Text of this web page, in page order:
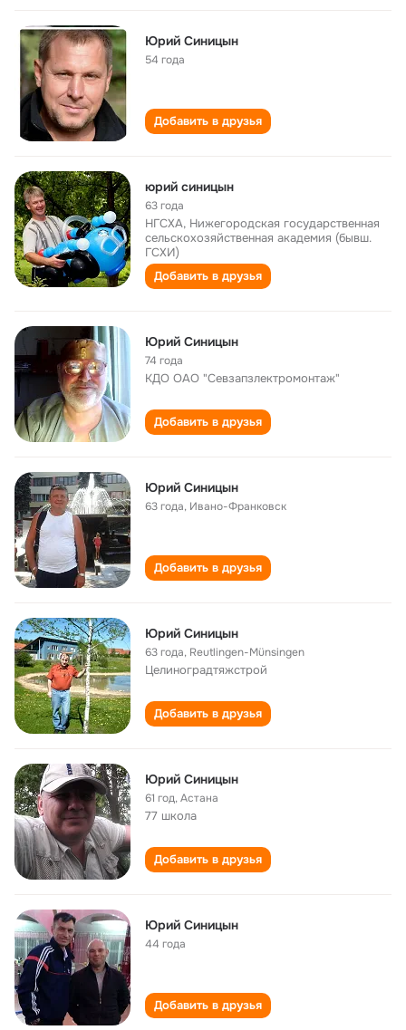
Юрий Синицын
54 года
Добавить в друзья
юрий синицын
63 года
НГСХА, Нижегородская государственная
сельскохозяйственная академия (бывш.
ГСХИ)
Добавить в друзья
Юрий Синицын
74 года
КДО ОАО "Севзапзлектромонтаж"
Добавить в друзья
Юрий Синицын
63 года, Ивано-Франковск
Добавить в друзья
Юрий Синицын
63 года, Reutlingen-Münsingen
Целиноградтяжстрой
Добавить в друзья
Юрий Синицын
61 год,Астана
77 школа
Добавить в друзья
Юрий Синицын
44 года
Добавить в друзья